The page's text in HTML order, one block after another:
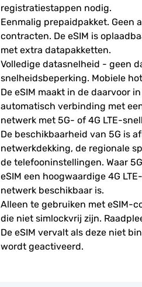
registratiestappen nodig.
Eenmalig prepaidpakket. Geen
contracten. De eSIM is
met extra datapakketten.
Volledige datasnelheid - geen
snelheidsbeperking. Mobiele
De eSIM maakt in de daarvoor
automatisch verbinding met
netwerk met 5G- of 4G LTE-
De beschikbaarheid van 5G is
netwerkdekking, de regionale
de telefooninstellingen. Waar
eSIM een hoogwaardige 4G
netwerk beschikbaar is.
Alleen te gebruiken met eSIM-
die niet simlockvrij zijn.
De eSIM vervalt als deze niet
wordt geactiveerd.